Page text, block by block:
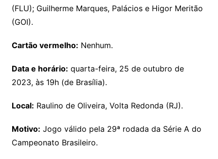
(FLU); Guilherme Marques, Palácios e Higor Meritão
(GOI).
Cartão vermelho: Nenhum.
Data e horário: quarta-feira, 25 de outubro de
2023, às 19h (de Brasília).
Local: Raulino de Oliveira, Volta Redonda (RJ).
Motivo: Jogo válido pela 29ª rodada da Série A do
Campeonato Brasileiro.